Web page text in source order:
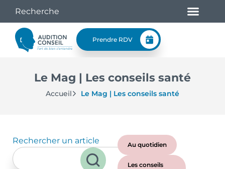
Prendre RDV
Le Mag | Les conseils santé
Accueil Le Mag | Les conseils santé
Rechercher un article Au quotidien
Les conseils